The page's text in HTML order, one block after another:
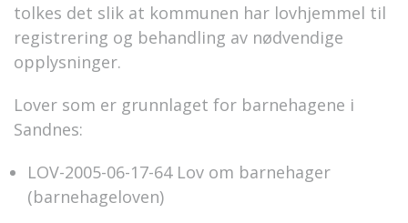
tolkes det slik at kommunen har lovhjemmel til
registrering og behandling av nødvendige
opplysninger.
Lover som er grunnlaget for barnehagene i
Sandnes:
LOV-2005-06-17-64 Lov om barnehager
(barnehageloven)